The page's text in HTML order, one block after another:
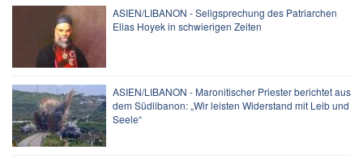
ASIEN/LIBANON - Seligsprechung des Patriarchen
Elias Hoyek in schwierigen Zeiten
ASIEN/LIBANON - Maronitischer Priester berichtet aus
dem Südlibanon: „Wir leisten Widerstand mit Leib und
Seele“